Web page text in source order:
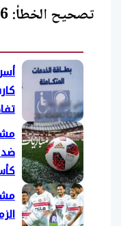
تصحيح الخطأ: 5/6